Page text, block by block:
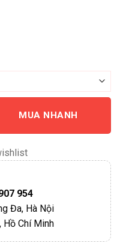
MUA NHANH
954
Đa, Hà Nội
Hồ Chí Minh